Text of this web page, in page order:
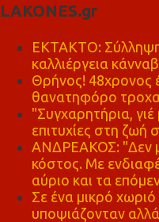
LAKONES.gr
ΕΚΤΑΚΤΟ:
καλλιέργεια
Θρήνος! 48χρονος
θανατηφόρο
"Συγχαρητήρια,
επιτυχίες στη ζωή
ΑΝΔΡΕΑΚΟΣ: "Δεν
κόστος. Με
αύριο και τα
Σε ένα μικρό
υποψιάζονταν